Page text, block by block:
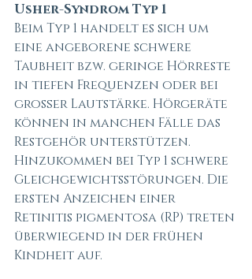
Usher-Syndrom Typ 1
Beim Typ 1 handelt es sich um
eine angeborene schwere
Taubheit bzw. geringe Hörreste
in tiefen Frequenzen oder bei
großer Lautstärke. Hörgeräte
können in manchen Fälle das
Restgehör unterstützen.
Hinzukommen bei Typ 1 schwere
Gleichgewichtsstörungen. Die
ersten Anzeichen einer
Retinitis pigmentosa (RP) treten
überwiegend in der frühen
Kindheit auf.